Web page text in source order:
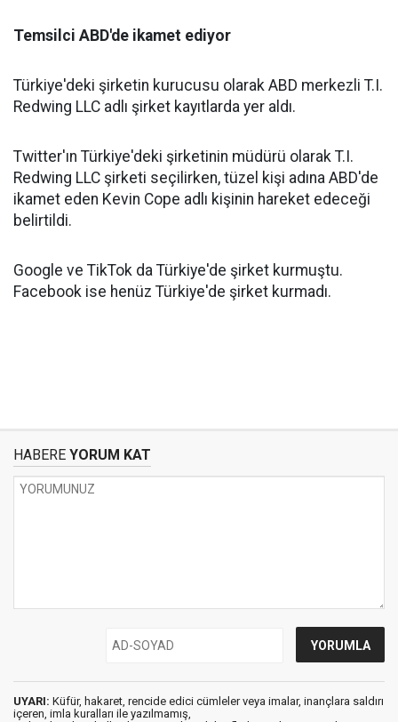
Temsilci ABD'de ikamet ediyor
Türkiye'deki şirketin kurucusu olarak ABD merkezli T.I.
Redwing LLC adlı şirket kayıtlarda yer aldı.
Twitter'ın Türkiye'deki şirketinin müdürü olarak T.I.
Redwing LLC şirketi seçilirken, tüzel kişi adına ABD'de
ikamet eden Kevin Cope adlı kişinin hareket edeceği
belirtildi.
Google ve TikTok da Türkiye'de şirket kurmuştu.
Facebook ise henüz Türkiye'de şirket kurmadı.
HABERE YORUM KAT
UYARI: Küfür, hakaret, rencide edici cümleler veya imalar, inançlara saldırı
içeren, imla kuralları ile yazılmamış,